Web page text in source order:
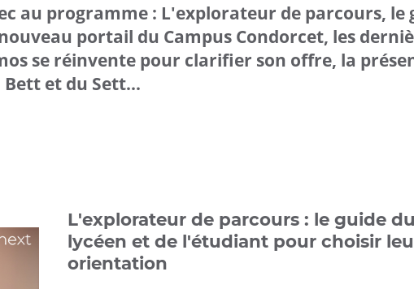
au programme : L'explorateur de parcours, le
portail du Campus Condorcet, les
se réinvente pour clarifier son offre, la
et du Sett...
L'explorateur de parcours : le guide du
lycéen et de l'étudiant pour choisir
orientation